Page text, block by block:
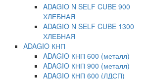
ADAGIO N SELF CUBE 900
ХЛЕБНАЯ
ADAGIO N SELF CUBE 1300
ХЛЕБНАЯ
ADAGIO КНП
ADAGIO КНП 600 (металл)
ADAGIO КНП 900 (металл)
ADAGIO КНП 600 (ЛДСП)